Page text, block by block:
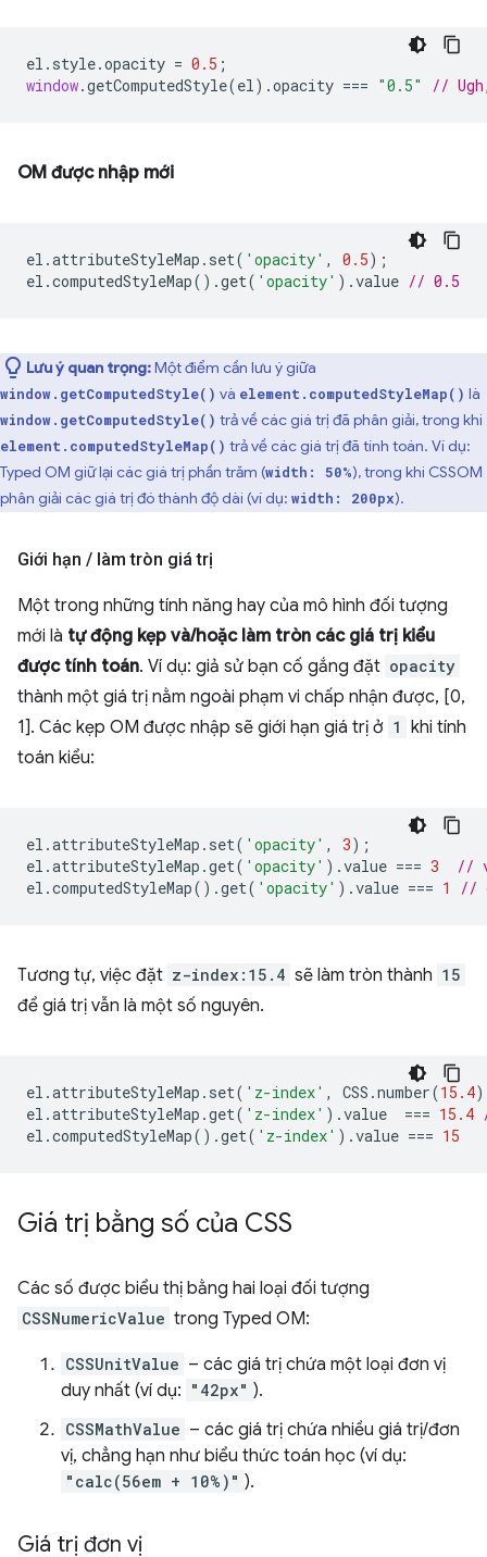
el . style.opacity = 0.5 ;
window.getComputedStyle(el).opacity === "0.5" //
OM được nhập mới
el .attributeStyleMap . set( 'opacity' , 0.5);
el .computedStyleMap().get( 'opacity' ).value // 0.5
Lưu ý quan trọng:Một điểm cần lưu ý giữa
window.getComputedStyle() và element.computedStyleMap() là
window.getComputedStyle() trả về các giá trị đã phân giải, trong khi
element.computedStyleMap() trả về các giá trị đã tính toán. Ví dụ:
Typed OM giữ lại các giá trị phần trăm (width: 50%), trong khi CSSOM
phân giải các giá trị đó thành độ dài (ví dụ: width: 200px).
Giới hạn / làm tròn giá trị
Một trong những tính năng hay của mô hình đối tượng
mới là tự động kẹp và/hoặc làm tròn các giá trị kiểu
được tính toán. Ví dụ: giả sử bạn cố gắng đặt opacity
thành một giá trị nằm ngoài phạm vi chấp nhận được, [0,
1]. Các kẹp OM được nhập sẽ giới hạn giá trị ở 1 khi tính
toán kiểu:
el .attributeStyleMap . set( 'opacity' , 3);
el .attributeStyleMap .get( 'opacity' ).value === 3
//
el .computedStyleMap().get( 'opacity' ).value === 1 //
Tương tự, việc đặt z-index:15.4 sẽ làm tròn thành 15
để giá trị vẫn là một số nguyên.
el .attributeStyleMap . set( 'z-index' , CSS .number(15.4
el .attributeStyleMap .get( 'z-index' ).value === 15.4
el .computedStyleMap().get( 'z-index' ).value === 15
Giá trị bằng số của CSS
Các số được biểu thị bằng hai loại đối tượng
CSSNumericValue trong Typed OM:
CSSUnitValue – các giá trị chứa một loại đơn vị
duy nhất (ví dụ: "42px" ).
CSSMathValue – các giá trị chứa nhiều giá trị/đơn
vị, chẳng hạn như biểu thức toán học (ví dụ:
"calc(56em + 10%)" ).
Giá trị đơn vị